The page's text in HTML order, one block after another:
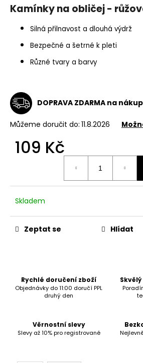
Kamínky na obličej -
Silná přilnavost a dlouhá výdrž
Bezpečné a šetrné k pleti
Různé tvary a barvy
DOPRAVA ZDARMA na
Můžeme doručit do: 11.8.2026
109 Kč
Skladem
Zeptat se Hlídat
Rychlé doručení zboží
Objednávky do 11:00 doručí PPL
druhý den
Věrnostní slevy
Slevy až 10% pro registrované
a
p
u
č